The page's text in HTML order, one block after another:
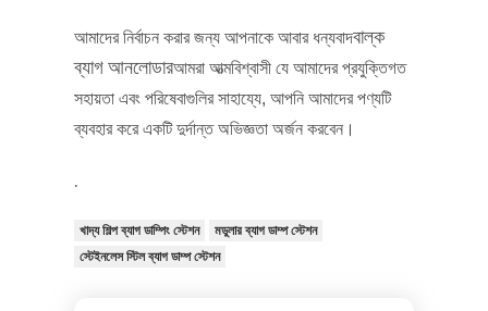
আমাদের নির্বাচন করার জন্য আপনাকে আবার ধন্যবাদবাল্ক
ব্যাগ আনলোডারআমরা আত্মবিশ্বাসী যে আমাদের প্রযুক্তিগত
সহায়তা এবং পরিষেবাগুলির সাহায্যে, আপনি আমাদের পণ্যটি
ব্যবহার করে একটি দুর্দান্ত অভিজ্ঞতা অর্জন করবেন।
.
খাদ্য শিল্প ব্যাগ ডাম্পিং স্টেশন
মডুলার ব্যাগ ডাম্প স্টেশন
স্টেইনলেস স্টিল ব্যাগ ডাম্প স্টেশন